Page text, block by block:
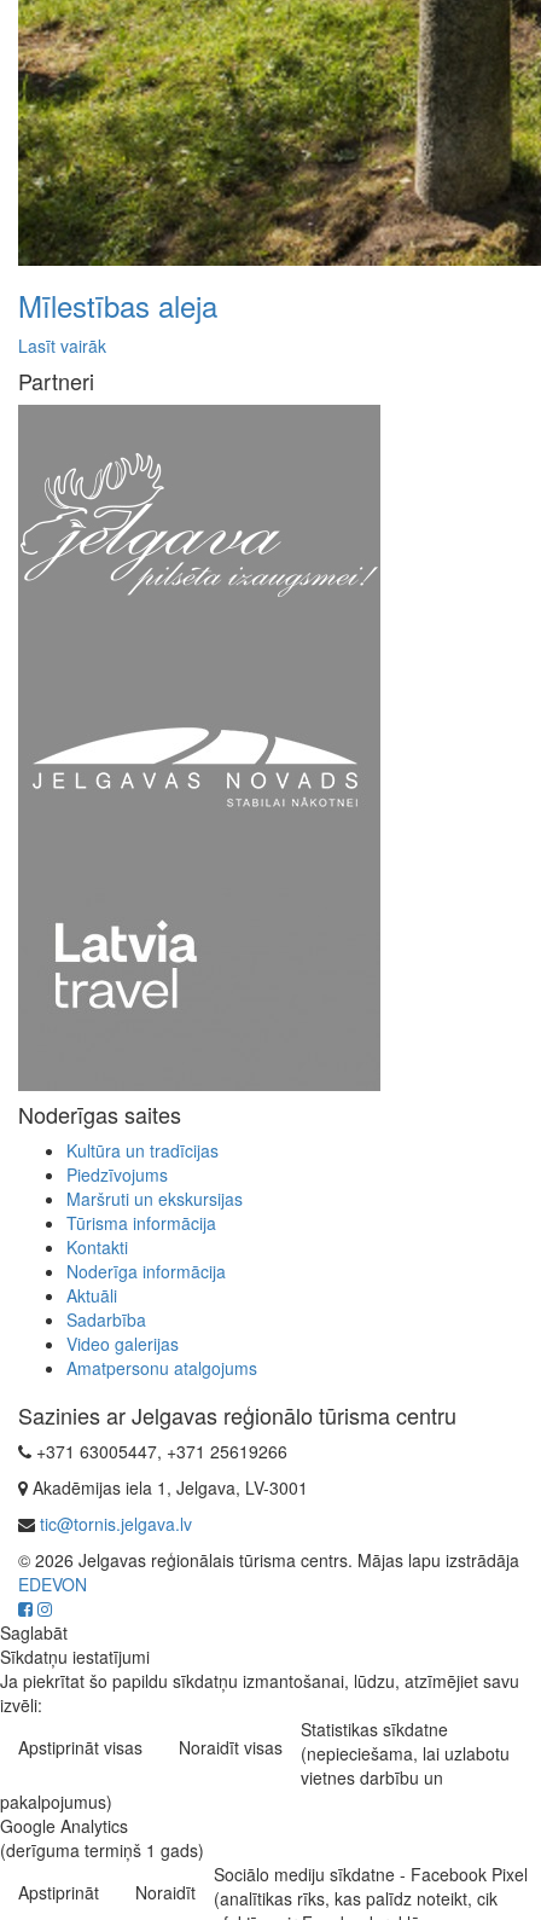
Mīlestības aleja
Lasīt vairāk
Partneri
Noderīgas saites
Kultūra un tradīcijas
Piedzīvojums
Maršruti un ekskursijas
Tūrisma informācija
Kontakti
Noderīga informācija
Aktuāli
Sadarbība
Video galerijas
Amatpersonu atalgojums
Sazinies ar Jelgavas reģionālo tūrisma centru
+371 63005447, +371 25619266
Akadēmijas iela 1, Jelgava, LV-3001
tic@tornis.jelgava.lv
© 2026 Jelgavas reģionālais tūrisma centrs. Mājas lapu izstrādāja
EDEVON
Saglabāt
Sīkdatņu iestatījumi
Ja piekrītat šo papildu sīkdatņu izmantošanai, lūdzu, atzīmējiet savu
izvēli:
Apstiprināt visas
Noraidīt visas
Statistikas sīkdatne
(nepieciešama, lai uzlabotu
vietnes darbību un
pakalpojumus)
Google Analytics
(derīguma termiņš 1 gads)
Apstiprināt
Noraidīt
Sociālo mediju sīkdatne - Facebook Pixel
(analītikas rīks, kas palīdz noteikt, cik